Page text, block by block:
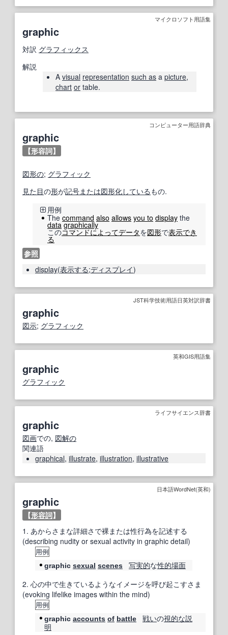
マイクロソフト用語集
graphic
対訳 グラフィックス
解説
A visual representation such as a picture,
chart or table.
コンピューター用語辞典
graphic
【形容詞】
図形の; グラフィック
見た目の形が記号または図形化している もの.
用例
The command also allows you to display the
data graphically
このコマンドによってデータを図形で表示でき
る
参照
display(表示する;ディスプレイ)
JST科学技術用語日英対訳辞書
graphic
図示; グラフィック
英和GIS用語集
graphic
グラフィック
ライフサイエンス辞書
graphic
図画での, 図解の
関連語
graphical, illustrate, illustration, illustrative
日本語WordNet(英和)
graphic
【形容詞】
1. あからさまな詳細さで裸または性行為を記述する
(describing nudity or sexual activity in graphic detail)
用例
graphic sexual scenes 写実的な性的場面
2. 心の中で生きているようなイメージを呼び起こすさま
(evoking lifelike images within the mind)
用例
graphic accounts of battle 戦いの視的な説
明